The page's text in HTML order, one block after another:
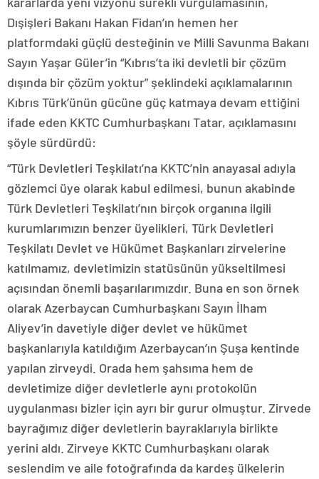
Dışişleri Bakanı Hakan Fidan’ın hemen her
platformdaki güçlü desteğinin ve Milli Savunma Bakanı
Sayın Yaşar Güler’in “Kıbrıs’ta iki devletli bir çözüm
dışında bir çözüm yoktur” şeklindeki açıklamalarının
Kıbrıs Türk’ünün gücüne güç katmaya devam ettiğini
ifade eden KKTC Cumhurbaşkanı Tatar, açıklamasını
şöyle sürdürdü:
“Türk Devletleri Teşkilatı’na KKTC’nin anayasal adıyla
gözlemci üye olarak kabul edilmesi, bunun akabinde
Türk Devletleri Teşkilatı’nın birçok organına ilgili
kurumlarımızın benzer üyelikleri, Türk Devletleri
Teşkilatı Devlet ve Hükümet Başkanları zirvelerine
katılmamız, devletimizin statüsünün yükseltilmesi
açısından önemli başarılarımızdır. Buna en son örnek
olarak Azerbaycan Cumhurbaşkanı Sayın İlham
Aliyev’in davetiyle diğer devlet ve hükümet
başkanlarıyla katıldığım Azerbaycan’ın Şuşa kentinde
yapılan zirveydi. Orada hem şahsıma hem de
devletimize diğer devletlerle aynı protokolün
uygulanması bizler için ayrı bir gurur olmuştur. Zirvede
bayrağımız diğer devletlerin bayraklarıyla birlikte
yerini aldı. Zirveye KKTC Cumhurbaşkanı olarak
seslendim ve aile fotoğrafında da kardeş ülkelerin